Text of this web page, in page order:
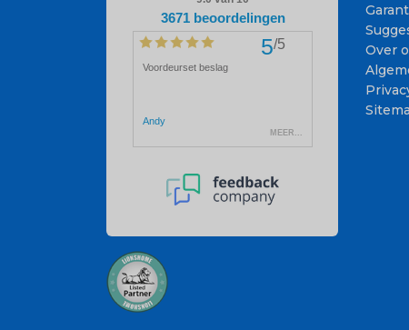
Over